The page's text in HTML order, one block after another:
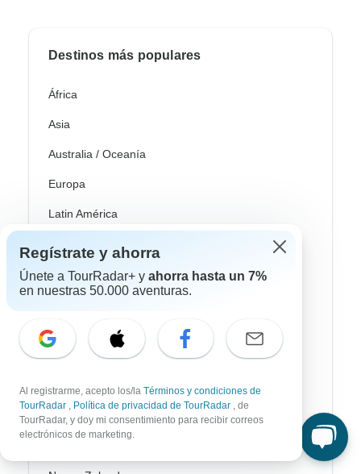
Destinos más populares
África
Asia
Australia / Oceanía
Europa
Latin América
América del Sur
Egipto
Sudáfrica
Bali
China
India
Regístrate y ahorra
Únete a TourRadar+ y ahorra hasta un 7%
en nuestras 50.000 aventuras.
Al registrarme, acepto los/la Términos y condiciones de
TourRadar , Política de privacidad de TourRadar , de
TourRadar, y doy mi consentimiento para recibir correos
electrónicos de marketing.